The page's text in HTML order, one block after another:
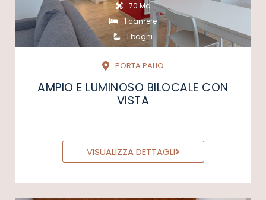
70 Mq
1 camere
1 bagni
PORTA PALIO
AMPIO E LUMINOSO BILOCALE CON
VISTA
VISUALIZZA DETTAGLI